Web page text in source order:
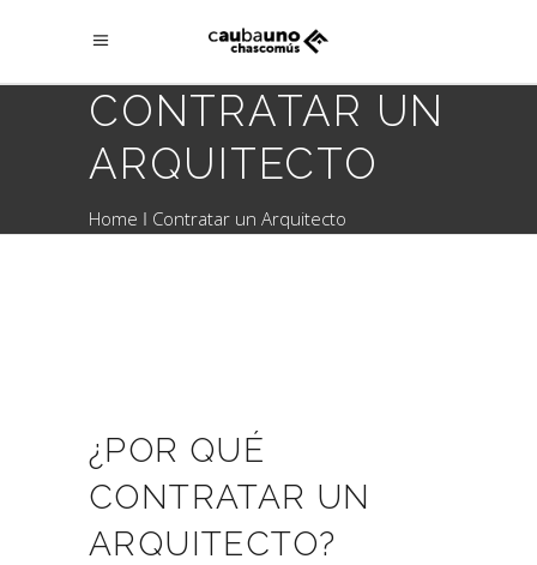
CONTRATAR UN
ARQUITECTO
Home Contratar un Arquitecto
¿POR QUÉ
CONTRATAR UN
ARQUITECTO?